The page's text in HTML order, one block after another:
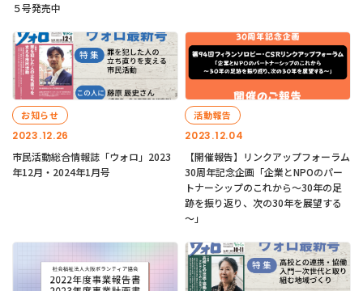
５号発売中
2023.12.26
お知らせ
市民活動総合情報誌「ウォロ」2023
年12月・2024年1月号
2023.12.04
活動報告
【開催報告】リンクアップフォーラム
30周年記念企画「企業とNPOのパー
トナーシップのこれから～30年の足
跡を振り返り、次の30年を展望する
～」